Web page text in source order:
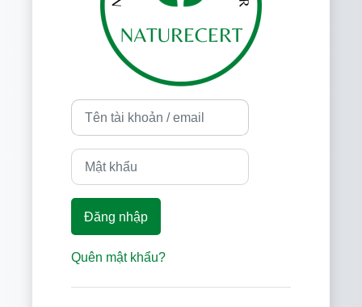
Tên tài khoản / email
Mật khẩu
Đăng nhập
Quên mật khẩu?